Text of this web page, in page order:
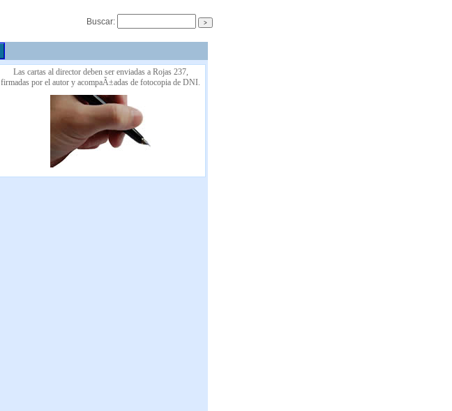
Buscar:
Las cartas al director deben ser enviadas a Rojas 237,
firmadas por el autor y acompaÃ±adas de fotocopia de DNI.